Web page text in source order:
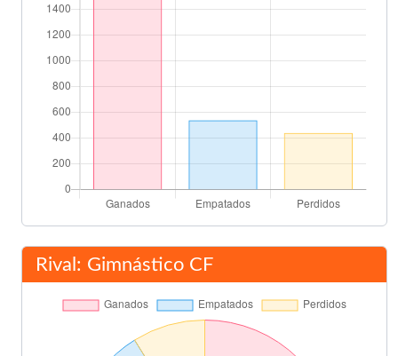
Rival: Gimnástico CF